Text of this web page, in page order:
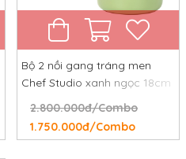
Bộ 2 nồi gang tráng men
Chef Studio xanh ngọc 18cm
2.800.000đ/Combo
1.750.000đ/Combo